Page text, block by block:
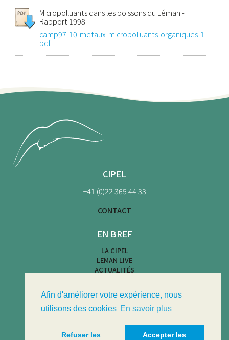
Afin d'améliorer votre expérience, nous
utilisons des cookies En savoir plus
Refuser les Accepter les
Micropolluants dans les poissons du Léman -
Rapport 1998
camp97-10-metaux-micropolluants-organiques-1-
pdf
CIPEL
+41 (0)22 365 44 33
CONTACT
EN BREF
LA CIPEL
LEMAN LIVE
ACTUALITÉS
ACTIVITÉS NAUTIQUES
LIMNOTHÈQUE
BULLETIN LIMNOLOGIQUE